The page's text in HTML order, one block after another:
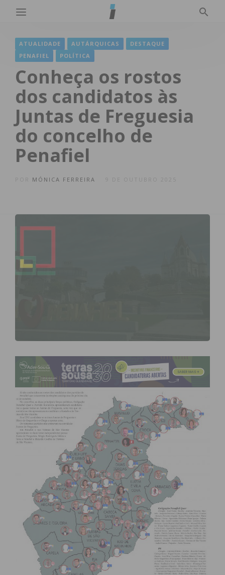
ATUALIDADE AUTÁRQUICAS
DESTAQUE
PENAFIEL
POLÍTICA
Conheça os rostos
dos candidatos às
Juntas de Freguesia
do concelho de
Penafiel
MÓNICA FERREIRA 9 DE OUTUBRO 2025